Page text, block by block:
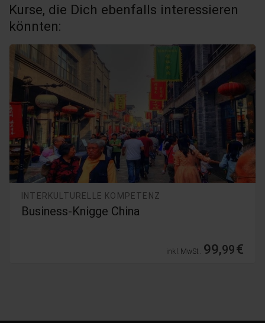
Kurse, die Dich ebenfalls interessieren
könnten:
INTERKULTURELLE KOMPETENZ
Business-Knigge China
inkl. MwSt. 99,99€